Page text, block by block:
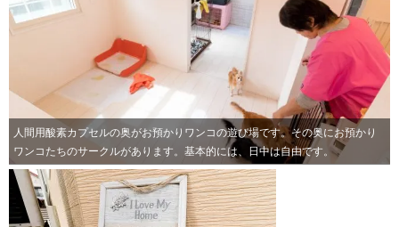
人間用酸素カプセルの奥がお預かりワンコの遊び場です。その奥にお預かり
ワンコたちのサークルがあります。基本的には、日中は自由です。